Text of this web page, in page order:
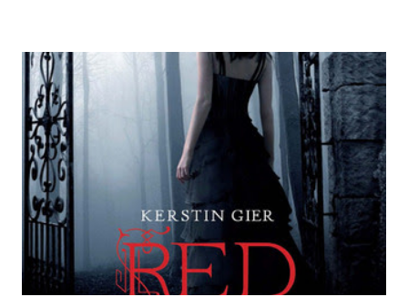
di dire in un libro? Ad esempio, i capelli arruffati . TUTTI I
RAGAZZI nei libri hanno i capelli arruffati. Vabbè, c'è crisi, il
pettine costa. Dovrei regalarglielo io uno. O magari del gel.
Fatto sta che nella realtà i ragazzi con i capelli così
sembrano degli scappati di casa. Ah, poi ci sono le ciocche
ribelli. Che monelli, che trasgry. Oppure tutti i personaggi
dei libri sono dei grandi lettori, fatto sta che io non ho mai
trovato una scena in ...